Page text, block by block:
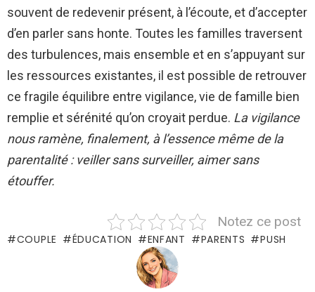
souvent de redevenir présent, à l’écoute, et d’accepter
d’en parler sans honte. Toutes les familles traversent
des turbulences, mais ensemble et en s’appuyant sur
les ressources existantes, il est possible de retrouver
ce fragile équilibre entre vigilance, vie de famille bien
remplie et sérénité qu’on croyait perdue. La vigilance
nous ramène, finalement, à l’essence même de la
parentalité : veiller sans surveiller, aimer sans
étouffer.
Notez ce post
COUPLE ÉDUCATION ENFANT PARENTS PUSH